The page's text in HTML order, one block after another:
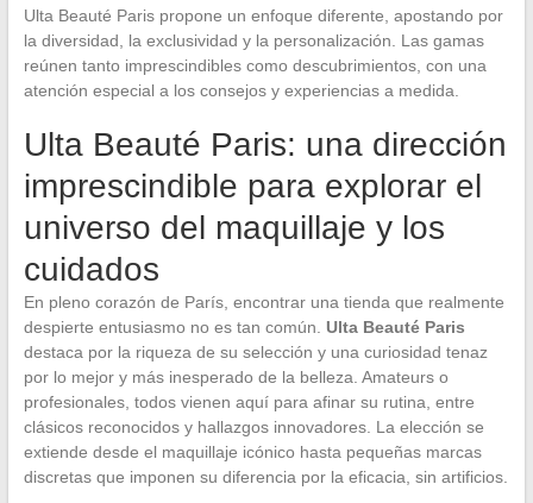
Ulta Beauté Paris propone un enfoque diferente, apostando por
la diversidad, la exclusividad y la personalización. Las gamas
reúnen tanto imprescindibles como descubrimientos, con una
atención especial a los consejos y experiencias a medida.
Ulta Beauté Paris: una dirección
imprescindible para explorar el
universo del maquillaje y los
cuidados
En pleno corazón de París, encontrar una tienda que realmente
despierte entusiasmo no es tan común. Ulta Beauté Paris
destaca por la riqueza de su selección y una curiosidad tenaz
por lo mejor y más inesperado de la belleza. Amateurs o
profesionales, todos vienen aquí para afinar su rutina, entre
clásicos reconocidos y hallazgos innovadores. La elección se
extiende desde el maquillaje icónico hasta pequeñas marcas
discretas que imponen su diferencia por la eficacia, sin artificios.